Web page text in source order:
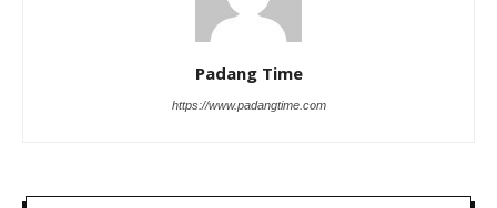
Padang Time
https://www.padangtime.com